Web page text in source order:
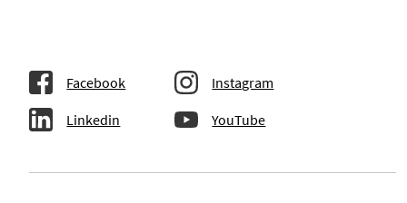
Facebook Instagram
Linkedin YouTube